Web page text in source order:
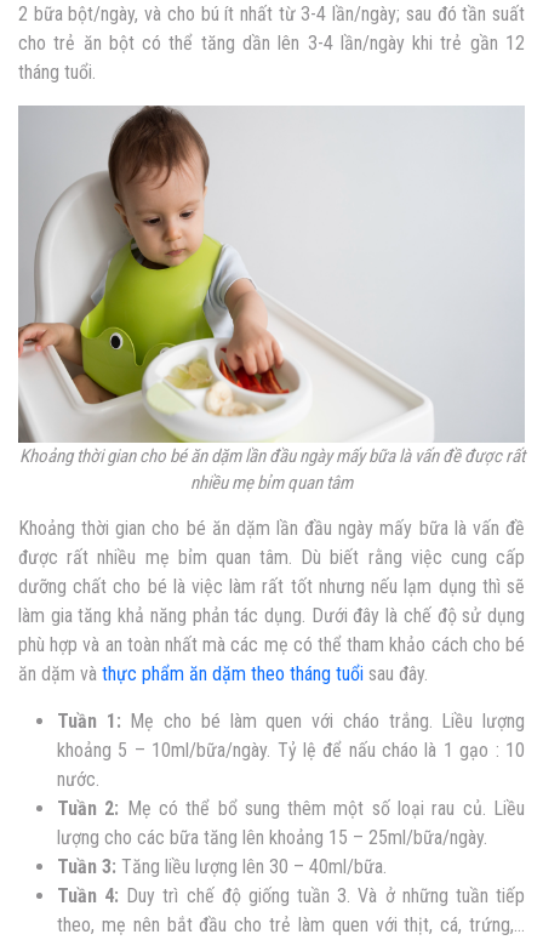
2 bữa bột/ngày, và cho bú ít nhất từ 3-4 lần/ngày; sau đó tần suất
cho trẻ ăn bột có thể tăng dần lên 3-4 lần/ngày khi trẻ gần 12
tháng tuổi.
Khoảng thời gian cho bé ăn dặm lần đầu ngày mấy bữa là vấn đề được rất
nhiều mẹ bỉm quan tâm
Khoảng thời gian cho bé ăn dặm lần đầu ngày mấy bữa là vấn đề
được rất nhiều mẹ bỉm quan tâm. Dù biết rằng việc cung cấp
dưỡng chất cho bé là việc làm rất tốt nhưng nếu lạm dụng thì sẽ
làm gia tăng khả năng phản tác dụng. Dưới đây là chế độ sử dụng
phù hợp và an toàn nhất mà các mẹ có thể tham khảo cách cho bé
ăn dặm và thực phẩm ăn dặm theo tháng tuổi sau đây.
Tuần 1: Mẹ cho bé làm quen với cháo trắng. Liều lượng
khoảng 5 – 10ml/bữa/ngày. Tỷ lệ để nấu cháo là 1 gạo : 10
nước.
Tuần 2: Mẹ có thể bổ sung thêm một số loại rau củ. Liều
lượng cho các bữa tăng lên khoảng 15 – 25ml/bữa/ngày.
Tuần 3: Tăng liều lượng lên 30 – 40ml/bữa.
Tuần 4: Duy trì chế độ giống tuần 3. Và ở những tuần tiếp
theo, mẹ nên bắt đầu cho trẻ làm quen với thịt, cá, trứng,…